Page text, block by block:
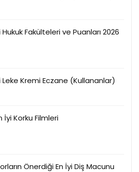
Hukuk Fakülteleri ve Puanları 2026
Leke Kremi Eczane (Kullananlar)
İyi Korku Filmleri
Önerdiği En İyi Diş Macunu